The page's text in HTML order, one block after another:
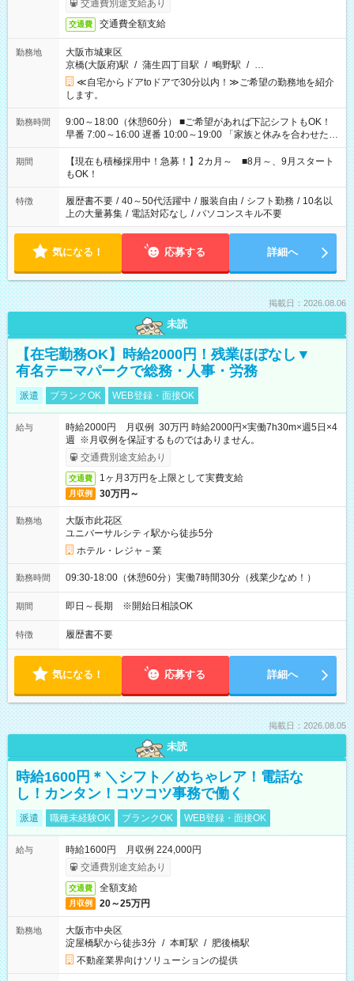
交通費別途支給あり
交通費 交通費全額支給
勤務地
大阪市城東区
京橋(大阪府)駅 / 蒲生四丁目駅 / 鴫野駅 / …
≪自宅からドアtoドアで30分以内！≫ご希望の勤務地を紹介
します。
勤務時間
9:00～18:00（休憩60分） ■ご希望があれば下記シフトもOK！
早番 7:00～16:00 遅番 10:00～19:00 「家族と休みを合わせた
い」 「余裕を持って夕飯の準備がしたい」 「できれば残業はし
たくない」 など、ご希望を教えてくださいね。 ※Wワーク希望
の方へ 今ご覧のお仕事で希望する勤務時間と、もう1つのお仕事
の勤務時間。 合計で週40時間を超える場合は応募できません。
期間
【現在も積極採用中！急募！】2カ月～ ■8月～、9月スタート
もOK！
特徴 履歴書不要 / 40～50代活躍中 / 服装自由 / シフト勤務 / 10名以
上の大量募集 / 電話対応なし / パソコンスキル不要
気になる！ 応募する 詳細へ
掲載日：2026.08.06
未読
【在宅勤務OK】時給2000円！残業ほぼなし▼
有名テーマパークで総務・人事・労務
派遣 ブランクOK WEB登録・面接OK
給与
時給2000円 月収例 30万円 時給2000円×実働7h30m×週5日×4
週 ※月収例を保証するものではありません。
交通費別途支給あり
交通費 1ヶ月3万円を上限として実費支給
月収例 30万円～
勤務地
大阪市此花区
ユニバーサルシティ駅から徒歩5分
ホテル・レジャ－業
勤務時間 09:30-18:00（休憩60分）実働7時間30分（残業少なめ！）
期間 即日～長期 ※開始日相談OK
特徴 履歴書不要
気になる！ 応募する 詳細へ
掲載日：2026.08.05
未読
時給1600円＊＼シフト／めちゃレア！電話な
し！カンタン！コツコツ事務で働く
派遣 職種未経験OK ブランクOK WEB登録・面接OK
給与
時給1600円 月収例 224,000円
交通費別途支給あり
交通費 全額支給
月収例 20～25万円
勤務地
大阪市中央区
淀屋橋駅から徒歩3分 / 本町駅 / 肥後橋駅
不動産業界向けソリューションの提供